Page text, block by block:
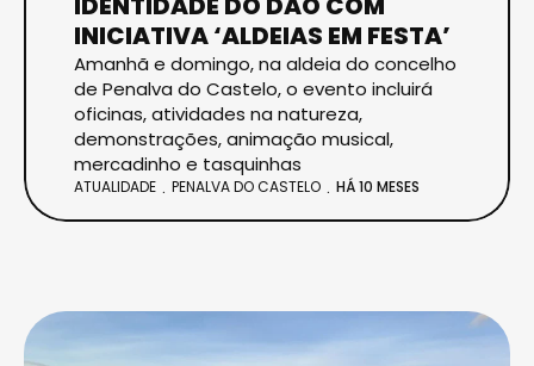
INICIATIVA ‘ALDEIAS EM FESTA’
Amanhã e domingo, na aldeia do concelho
de Penalva do Castelo, o evento incluirá
oficinas, atividades na natureza,
demonstrações, animação musical,
mercadinho e tasquinhas
ATUALIDADE PENALVA DO CASTELO HÁ 10 MESES